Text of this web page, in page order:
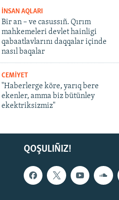
İNSAN AQLARI
Bir an – ve casussıñ. Qırım
mahkemeleri devlet hainligi
qabaatlavlarını daqqalar içinde
nasıl baqalar
CEMİYET
"Haberlerge köre, yarıq bere
ekenler, amma biz bütünley
ekektriksizmiz"
QOŞULIÑIZ!